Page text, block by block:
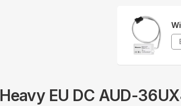
Heavy EU DC AUD-